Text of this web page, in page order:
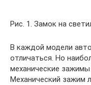
Рис. 1. Замок на
В каждой модели
отличаться. Но
механические
Механический зажим